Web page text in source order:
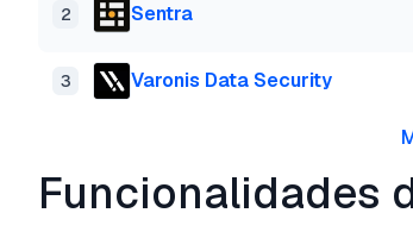
2 Sentra
3 Varonis Data Security
Funcionalidades